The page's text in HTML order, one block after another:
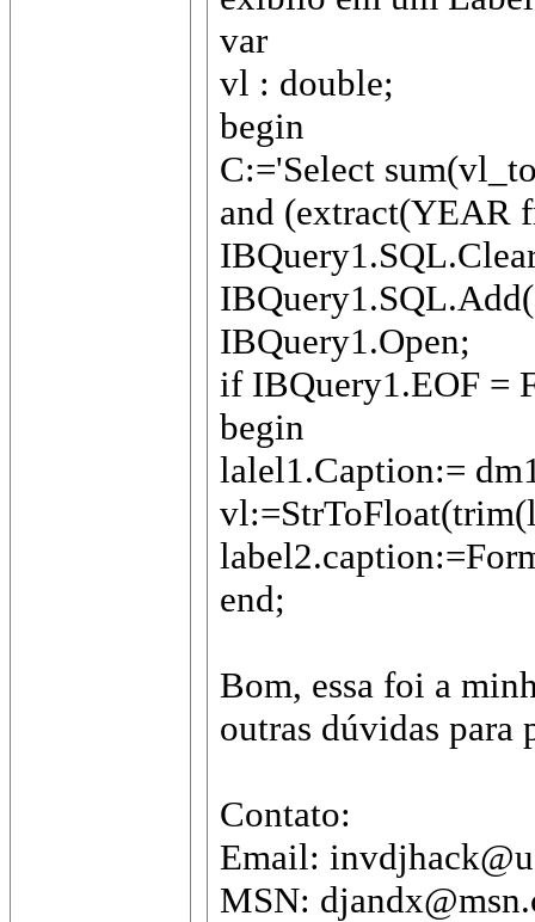
var
vl : double;
begin
C:='Select
and (extract(YEAR
IBQuery1.Open;
if IBQuery1.EOF =
begin
lalel1.Caption:=
end;
Bom, essa foi a
outras dúvidas para
Contato:
Email:
MSN: